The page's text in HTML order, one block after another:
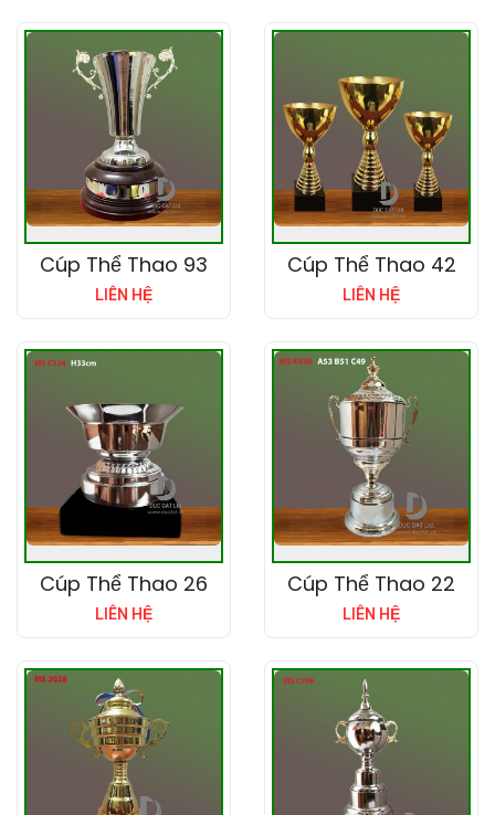
Cúp Thể Thao 93
LIÊN HỆ
Cúp Thể Thao 42
LIÊN HỆ
Cúp Thể Thao 26
LIÊN HỆ
Cúp Thể Thao 22
LIÊN HỆ